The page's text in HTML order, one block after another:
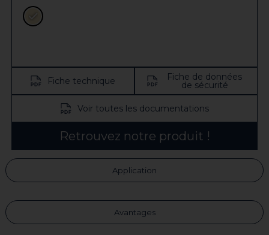
Fiche technique Fiche de données
de sécurité
Voir toutes les documentations
Retrouvez notre produit !
Application
Avantages